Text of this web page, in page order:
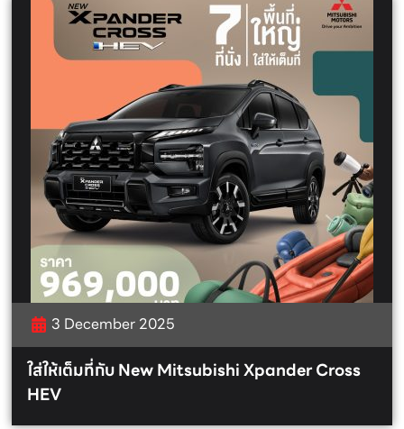
3 December 2025
ใส่ให้เต็มที่กับ New Mitsubishi Xpander Cross
HEV